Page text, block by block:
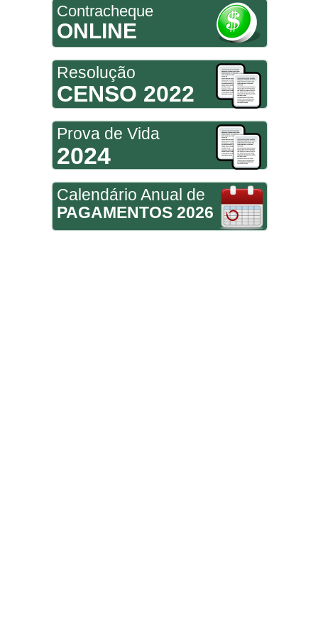
Contracheque
ONLINE
Resolução
CENSO 2022
Prova de Vida
2024
Calendário Anual de
PAGAMENTOS 2026